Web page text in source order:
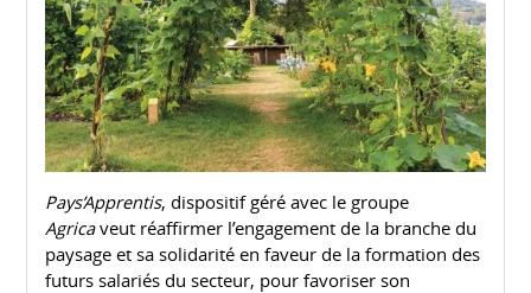
Pays’Apprentis, dispositif géré avec le groupe
Agricaveut réaffirmer l’engagement de la branche du
paysage et sa solidarité en faveur de la formation des
futurs salariés du secteur, pour favoriser son